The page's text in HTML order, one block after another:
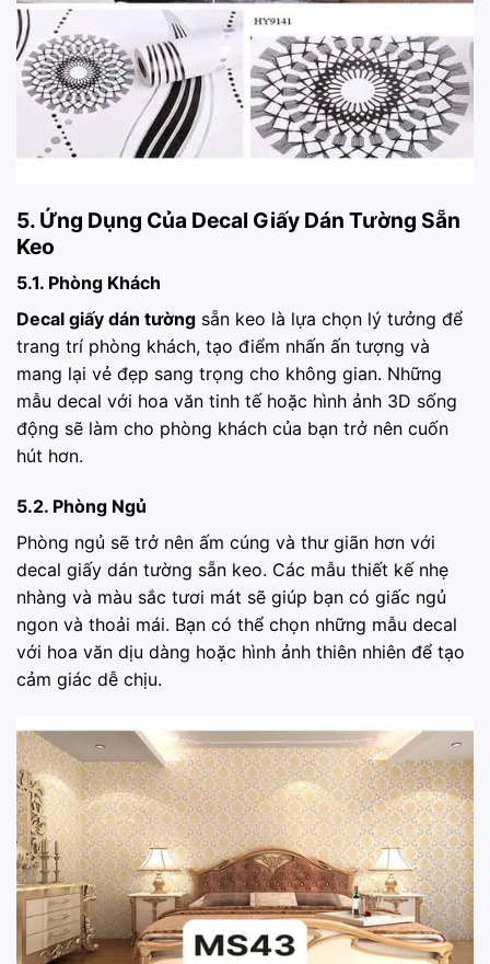
5. Ứng Dụng Của Decal Giấy Dán Tường Sẵn
Keo
5.1. Phòng Khách
Decal giấy dán tường sẵn keo là lựa chọn lý tưởng để
trang trí phòng khách, tạo điểm nhấn ấn tượng và
mang lại vẻ đẹp sang trọng cho không gian. Những
mẫu decal với hoa văn tinh tế hoặc hình ảnh 3D sống
động sẽ làm cho phòng khách của bạn trở nên cuốn
hút hơn.
5.2. Phòng Ngủ
Phòng ngủ sẽ trở nên ấm cúng và thư giãn hơn với
decal giấy dán tường sẵn keo. Các mẫu thiết kế nhẹ
nhàng và màu sắc tươi mát sẽ giúp bạn có giấc ngủ
ngon và thoải mái. Bạn có thể chọn những mẫu decal
với hoa văn dịu dàng hoặc hình ảnh thiên nhiên để tạo
cảm giác dễ chịu.